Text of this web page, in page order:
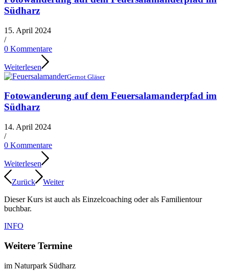
Südharz
15. April 2024
/
0 Kommentare
Weiterlesen
Gernot Gläser
Fotowanderung auf dem Feuersalamanderpfad im
Südharz
14. April 2024
/
0 Kommentare
Weiterlesen
Zurück
Weiter
Dieser Kurs ist auch als Einzelcoaching oder als Familientour
buchbar.
INFO
Weitere Termine
im Naturpark Südharz